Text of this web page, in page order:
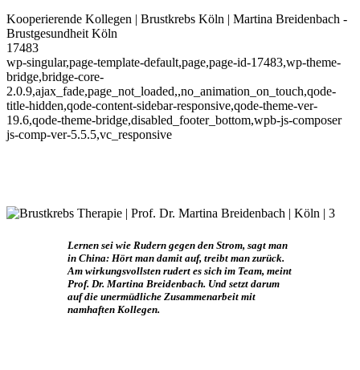
Kooperierende Kollegen | Brustkrebs Köln | Martina Breidenbach -
Brustgesundheit Köln
17483
wp-singular,page-template-default,page,page-id-17483,wp-theme-
bridge,bridge-core-
2.0.9,ajax_fade,page_not_loaded,,no_animation_on_touch,qode-
title-hidden,qode-content-sidebar-responsive,qode-theme-ver-
19.6,qode-theme-bridge,disabled_footer_bottom,wpb-js-composer
js-comp-ver-5.5.5,vc_responsive
Lernen sei wie Rudern gegen den Strom, sagt man
in China: Hört man damit auf, treibt man zurück.
Am wirkungsvollsten rudert es sich im Team, meint
Prof. Dr. Martina Breidenbach. Und setzt darum
auf die unermüdliche Zusammenarbeit mit
namhaften Kollegen.